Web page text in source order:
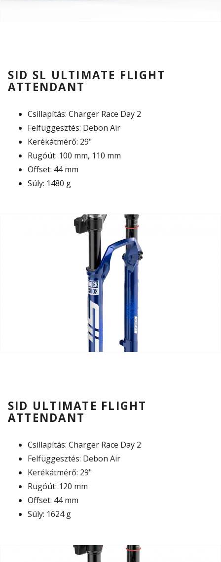
SID SL ULTIMATE FLIGHT
ATTENDANT
Csillapítás: Charger Race Day 2
Felfüggesztés: Debon Air
Kerékátmérő: 29"
Rugóút: 100 mm, 110 mm
Offset: 44 mm
Súly: 1480 g
SID ULTIMATE FLIGHT
ATTENDANT
Csillapítás: Charger Race Day 2
Felfüggesztés: Debon Air
Kerékátmérő: 29"
Rugóút: 120 mm
Offset: 44 mm
Súly: 1624 g